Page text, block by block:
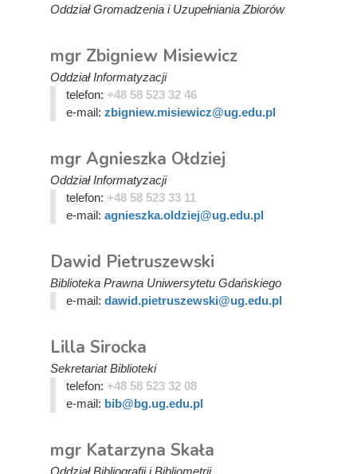
Oddział Gromadzenia i Uzupełniania Zbiorów
mgr Zbigniew Misiewicz
Oddział Informatyzacji
telefon: +48 58 523 32 46
e-mail: zbigniew.misiewicz@ug.edu.pl
mgr Agnieszka Ołdziej
Oddział Informatyzacji
telefon: +48 58 523 33 11
e-mail: agnieszka.oldziej@ug.edu.pl
Dawid Pietruszewski
Biblioteka Prawna Uniwersytetu Gdańskiego
e-mail: dawid.pietruszewski@ug.edu.pl
Lilla Sirocka
Sekretariat Biblioteki
telefon: +48 58 523 32 08
e-mail: bib@bg.ug.edu.pl
mgr Katarzyna Skała
Oddział Bibliografii i Bibliometrii